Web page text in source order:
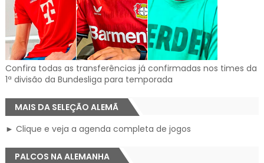
Confira todas as transferências já confirmadas nos times da
1ª divisão da Bundesliga para temporada
MAIS DA SELEÇÃO ALEMÃ
► Clique e veja a agenda completa de jogos
PALCOS NA ALEMANHA